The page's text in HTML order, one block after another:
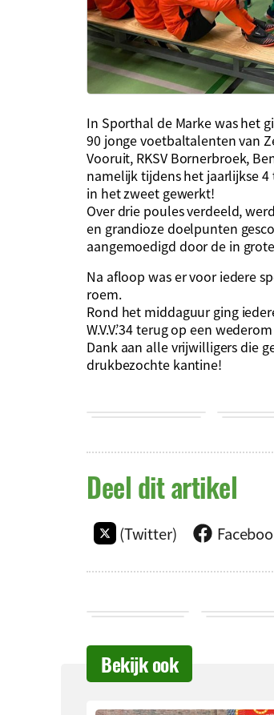
In Sporthal de Marke was het
90 jonge voetbaltalenten van
Vooruit, RKSV Bornerbroek,
namelijk tijdens het jaarlijkse
in het zweet gewerkt!
Over drie poules verdeeld,
en grandioze doelpunten
aangemoedigd door de in
Na afloop was er voor iedere
roem.
Rond het middaguur ging
W.V.V.’34 terug op een
Dank aan alle vrijwilligers die
drukbezochte kantine!
Deel dit artikel
(Twitter)
Bekijk ook